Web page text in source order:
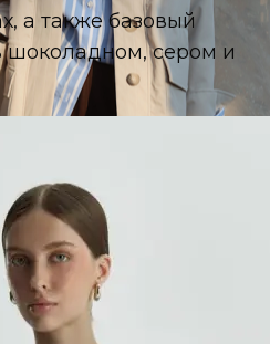
а также базовый
шоколадном, сером и